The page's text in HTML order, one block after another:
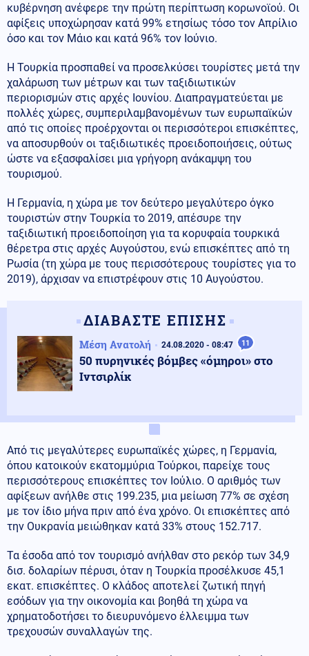
κυβέρνηση ανέφερε την πρώτη περίπτωση κορωνοϊού. Οι
αφίξεις υποχώρησαν κατά 99% ετησίως τόσο τον Απρίλιο
όσο και τον Μάιο και κατά 96% τον Ιούνιο.
Η Τουρκία προσπαθεί να προσελκύσει τουρίστες μετά την
χαλάρωση των μέτρων και των ταξιδιωτικών
περιορισμών στις αρχές Ιουνίου. Διαπραγματεύεται με
πολλές χώρες, συμπεριλαμβανομένων των ευρωπαϊκών
από τις οποίες προέρχονται οι περισσότεροι επισκέπτες,
να αποσυρθούν οι ταξιδιωτικές προειδοποιήσεις, ούτως
ώστε να εξασφαλίσει μια γρήγορη ανάκαμψη του
τουρισμού.
Η Γερμανία, η χώρα με τον δεύτερο μεγαλύτερο όγκο
τουριστών στην Τουρκία το 2019, απέσυρε την
ταξιδιωτική προειδοποίηση για τα κορυφαία τουρκικά
θέρετρα στις αρχές Αυγούστου, ενώ επισκέπτες από τη
Ρωσία (τη χώρα με τους περισσότερους τουρίστες για το
2019), άρχισαν να επιστρέφουν στις 10 Αυγούστου.
ΔΙΑΒΑΣΤΕ ΕΠΙΣΗΣ
Μέση Ανατολή 24.08.2020 - 08:47 11
50 πυρηνικές βόμβες «όμηροι» στο
Ιντσιρλίκ
Από τις μεγαλύτερες ευρωπαϊκές χώρες, η Γερμανία,
όπου κατοικούν εκατομμύρια Τούρκοι, παρείχε τους
περισσότερους επισκέπτες τον Ιούλιο. Ο αριθμός των
αφίξεων ανήλθε στις 199.235, μια μείωση 77% σε σχέση
με τον ίδιο μήνα πριν από ένα χρόνο. Οι επισκέπτες από
την Ουκρανία μειώθηκαν κατά 33% στους 152.717.
Τα έσοδα από τον τουρισμό ανήλθαν στο ρεκόρ των 34,9
δισ. δολαρίων πέρυσι, όταν η Τουρκία προσέλκυσε 45,1
εκατ. επισκέπτες. Ο κλάδος αποτελεί ζωτική πηγή
εσόδων για την οικονομία και βοηθά τη χώρα να
χρηματοδοτήσει το διευρυνόμενο έλλειμμα των
τρεχουσών συναλλαγών της.